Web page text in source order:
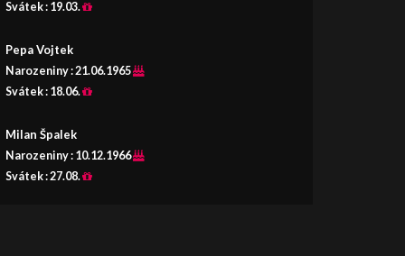
Svátek : 19.03.
Pepa Vojtek
Narozeniny :21.06.1965
Svátek : 18.06.
Milan Špalek
Narozeniny : 10.12.1966
Svátek :27.08.